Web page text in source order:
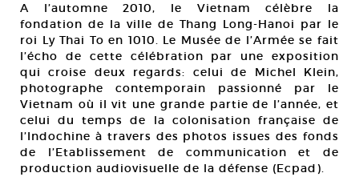
A l’automne 2010, le Vietnam célèbre la
fondation de la ville de Thang Long-Hanoi par le
roi Ly Thai To en 1010. Le Musée de l’Armée se fait
l’écho de cette célébration par une exposition
qui croise deux regards: celui de Michel Klein,
photographe contemporain passionné par le
Vietnam où il vit une grande partie de l’année, et
celui du temps de la colonisation française de
l’Indochine à travers des photos issues des fonds
de l’Etablissement de communication et de
production audiovisuelle de la défense (Ecpad).